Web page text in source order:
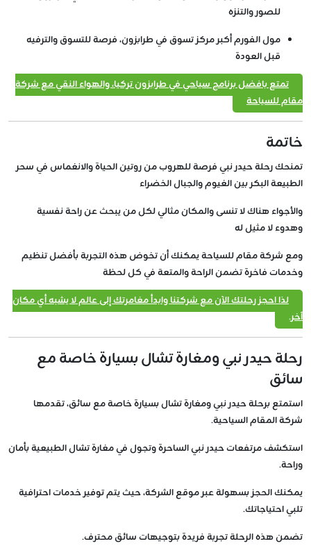
للصور والتنزه
مول الفورم أكبر مركز تسوق في طرابزون، فرصة للتسوق والترفيه
قبل العودة
تمتع بافضل برنامج سياحي في طرابزون تركيا، والهواء النقي مع شركة
مقام للسياحة
خاتمة
تمنحك رحلة حيدر نبي فرصة للهروب من روتين الحياة والانغماس في سحر
الطبيعة البكر بين الغيوم والجبال الخضراء
والأجواء هناك لا تنسى والمكان مثالي لكل من يبحث عن راحة نفسية
وهدوء لا مثيل له
ومع شركة مقام للسياحة يمكنك أن تخوض هذه التجربة بأفضل تنظيم
وخدمات فاخرة تضمن الراحة والمتعة في كل لحظة
لذا احجز رحلتك الآن مع شركتنا وابدأ مغامرتك إلى عالم لا يشبه أي مكان
آخر.
رحلة حيدر نبي ومغارة تشال بسيارة خاصة مع
سائق
استمتع برحلة حيدر نبي ومغارة تشال بسيارة خاصة مع سائق، تقدمها
شركة المقام السياحية.
استكشف مرتفعات حيدر نبي الساحرة وتجول في مغارة تشال الطبيعية بأمان
وراحة.
يمكنك الحجز بسهولة عبر موقع الشركة، حيث يتم توفير خدمات احترافية
تلبي احتياجاتك.
تضمن هذه الرحلة تجربة فريدة بتوجيهات سائق محترف.